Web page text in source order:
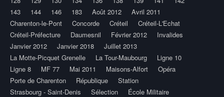
143
144 146 183 Août 2012
Avril 2011
Charenton-le-Pont
Concorde Créteil
Créteil-L'Echat
Créteil-Préfecture
Daumesnil Février 2012
Invalides
Janvier 2012
Janvier 2018
Juillet 2013
La Motte-Picquet Grenelle
La Tour-Maubourg
Ligne 10
Ligne 8
MF 77 Mai 2011 Maisons-Alfort
Opéra
Porte de Charenton
République
Station
Strasbourg - Saint-Denis
Sélection École Militaire